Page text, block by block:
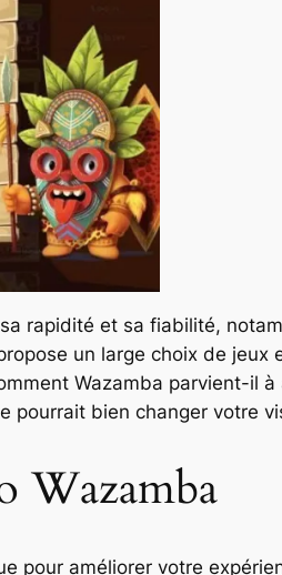
rapidité et sa fiabilité,
un large choix de jeux
Wazamba parvient-il
pourrait bien changer votre
Wazamba
pour améliorer votre